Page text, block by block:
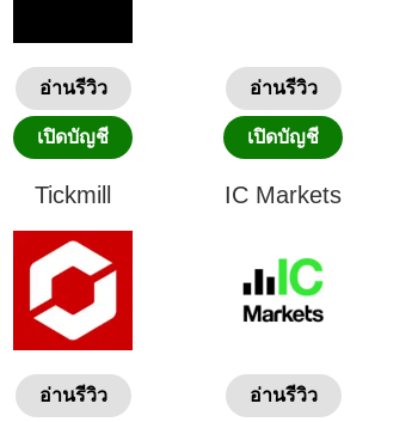
อ่านรีวิว
เปิดบัญชี
อ่านรีวิว
เปิดบัญชี
Tickmill
อ่านรีวิว
IC Markets
อ่านรีวิว